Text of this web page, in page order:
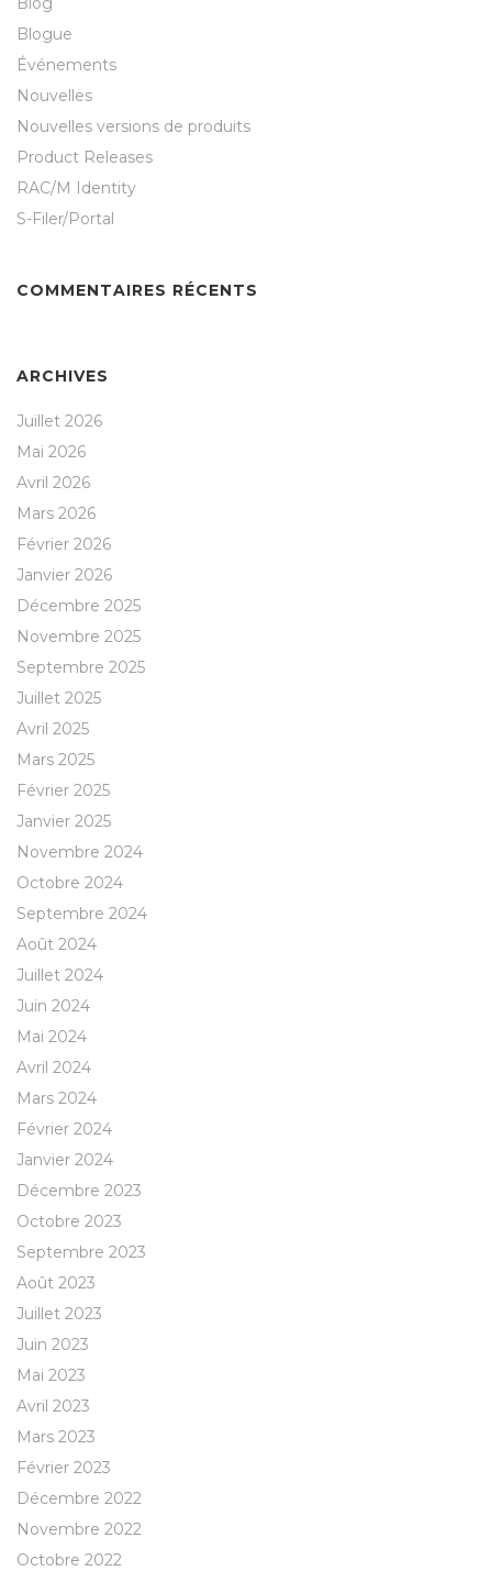
Blogue
Événements
Nouvelles
Nouvelles versions de produits
Product Releases
RAC/M Identity
S-Filer/Portal
COMMENTAIRES RÉCENTS
ARCHIVES
Juillet 2026
Mai 2026
Avril 2026
Mars 2026
Février 2026
Janvier 2026
Décembre 2025
Novembre 2025
Septembre 2025
Juillet 2025
Avril 2025
Mars 2025
Février 2025
Janvier 2025
Novembre 2024
Octobre 2024
Septembre 2024
Août 2024
Juillet 2024
Juin 2024
Mai 2024
Avril 2024
Mars 2024
Février 2024
Janvier 2024
Décembre 2023
Octobre 2023
Septembre 2023
Août 2023
Juillet 2023
Juin 2023
Mai 2023
Avril 2023
Mars 2023
Février 2023
Décembre 2022
Novembre 2022
Octobre 2022